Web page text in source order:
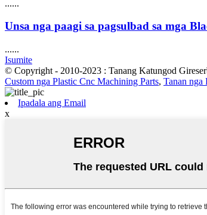
......
Unsa nga paagi sa pagsulbad sa mga
......
Isumite
© Copyright - 2010-2023 : Tanang Katungod
Custom nga Plastic Cnc Machining Parts, Tanan nga
Ipadala ang Email
x